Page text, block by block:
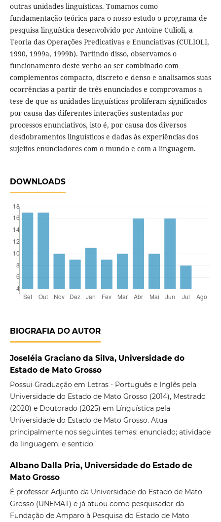
outras unidades linguísticas. Tomamos como
fundamentação teórica para o nosso estudo o programa de
pesquisa linguística desenvolvido por Antoine Culioli, a
Teoria das Operações Predicativas e Enunciativas (CULIOLI,
1990, 1999a, 1999b). Partindo disso, observamos o
funcionamento deste verbo ao ser combinado com
complementos compacto, discreto e denso e analisamos suas
ocorrências a partir de três enunciados e comprovamos a
tese de que as unidades linguísticas proliferam significados
por causa das diferentes interações sustentadas por
processos enunciativos, isto é, por causa dos diversos
desdobramentos linguísticos e dadas às experiências dos
sujeitos enunciadores com o mundo e com a linguagem.
DOWNLOADS
BIOGRAFIA DO AUTOR
Joseléia Graciano da Silva, Universidade do
Estado de Mato Grosso
Possui Graduação em Letras - Português e Inglês pela
Universidade do Estado de Mato Grosso (2014), Mestrado
(2020) e Doutorado (2025) em Línguística pela
Universidade do Estado de Mato Grosso. Atua
principalmente nos seguintes temas: enunciado; atividade
de linguagem; e sentido.
Albano Dalla Pria, Universidade do Estado de
Mato Grosso
É professor Adjunto da Universidade do Estado de Mato
Grosso (UNEMAT) e já atuou como pesquisador da
Fundação de Amparo à Pesquisa do Estado de Mato